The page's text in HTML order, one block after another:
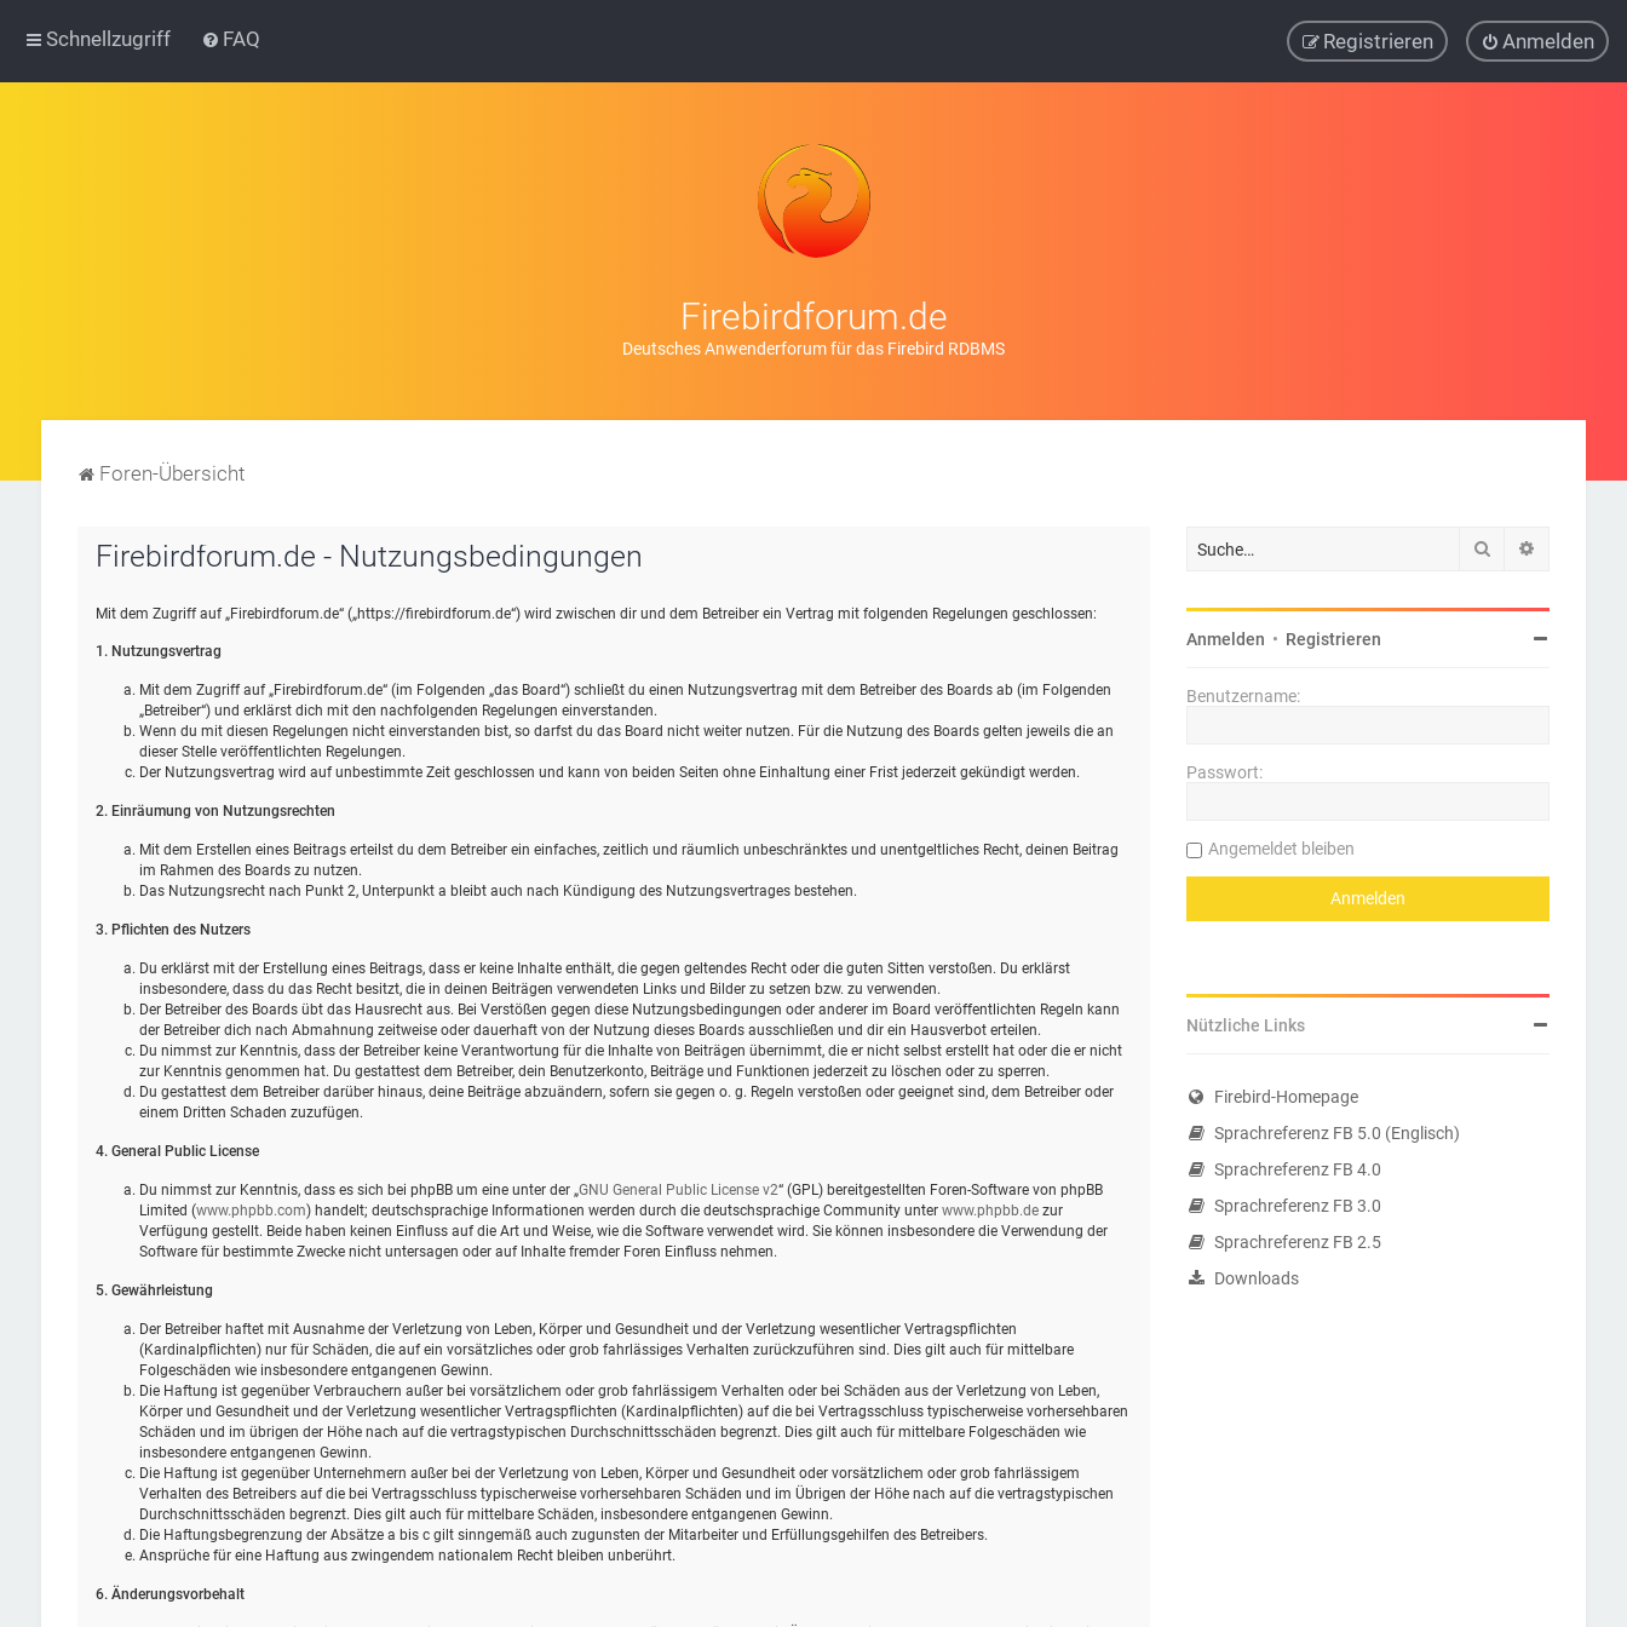
Schnellzugriff FAQ Anmelden
Registrieren
Firebirdforum.de
Deutsches Anwenderforum für das Firebird RDBMS
Foren-Übersicht
Firebirdforum.de - Nutzungsbedingungen
Mit dem Zugriff auf „Firebirdforum.de“ („https://firebirdforum.de“) wird zwischen dir und dem Betreiber ein Vertrag mit folgenden Regelungen geschlossen:
1. Nutzungsvertrag
Mit dem Zugriff auf „Firebirdforum.de“ (im Folgenden „das Board“) schließt du einen Nutzungsvertrag mit dem Betreiber des Boards ab (im Folgenden
„Betreiber“) und erklärst dich mit den nachfolgenden Regelungen einverstanden.
Wenn du mit diesen Regelungen nicht einverstanden bist, so darfst du das Board nicht weiter nutzen. Für die Nutzung des Boards gelten jeweils die an
dieser Stelle veröffentlichten Regelungen.
Der Nutzungsvertrag wird auf unbestimmte Zeit geschlossen und kann von beiden Seiten ohne Einhaltung einer Frist jederzeit gekündigt werden.
2. Einräumung von Nutzungsrechten
Mit dem Erstellen eines Beitrags erteilst du dem Betreiber ein einfaches, zeitlich und räumlich unbeschränktes und unentgeltliches Recht, deinen Beitrag
im Rahmen des Boards zu nutzen.
Das Nutzungsrecht nach Punkt 2, Unterpunkt a bleibt auch nach Kündigung des Nutzungsvertrages bestehen.
3. Pflichten des Nutzers
Du erklärst mit der Erstellung eines Beitrags, dass er keine Inhalte enthält, die gegen geltendes Recht oder die guten Sitten verstoßen. Du erklärst
insbesondere, dass du das Recht besitzt, die in deinen Beiträgen verwendeten Links und Bilder zu setzen bzw. zu verwenden.
Der Betreiber des Boards übt das Hausrecht aus. Bei Verstößen gegen diese Nutzungsbedingungen oder anderer im Board veröffentlichten Regeln kann
der Betreiber dich nach Abmahnung zeitweise oder dauerhaft von der Nutzung dieses Boards ausschließen und dir ein Hausverbot erteilen.
Du nimmst zur Kenntnis, dass der Betreiber keine Verantwortung für die Inhalte von Beiträgen übernimmt, die er nicht selbst erstellt hat oder die er nicht
zur Kenntnis genommen hat. Du gestattest dem Betreiber, dein Benutzerkonto, Beiträge und Funktionen jederzeit zu löschen oder zu sperren.
Du gestattest dem Betreiber darüber hinaus, deine Beiträge abzuändern, sofern sie gegen o. g. Regeln verstoßen oder geeignet sind, dem Betreiber oder
einem Dritten Schaden zuzufügen.
4. General Public License
Du nimmst zur Kenntnis, dass es sich bei phpBB um eine unter der „GNU General Public License v2“ (GPL) bereitgestellten Foren-Software von phpBB
Limited (www.phpbb.com) handelt; deutschsprachige Informationen werden durch die deutschsprachige Community unter www.phpbb.dezur
Verfügung gestellt. Beide haben keinen Einfluss auf die Art und Weise, wie die Software verwendet wird. Sie können insbesondere die Verwendung der
Software für bestimmte Zwecke nicht untersagen oder auf Inhalte fremder Foren Einfluss nehmen.
5. Gewährleistung
Der Betreiber haftet mit Ausnahme der Verletzung von Leben, Körper und Gesundheit und der Verletzung wesentlicher Vertragspflichten
(Kardinalpflichten) nur für Schäden, die auf ein vorsätzliches oder grob fahrlässiges Verhalten zurückzuführen sind. Dies gilt auch für mittelbare
Folgeschäden wie insbesondere entgangenen Gewinn.
Die Haftung ist gegenüber Verbrauchern außer bei vorsätzlichem oder grob fahrlässigem Verhalten oder bei Schäden aus der Verletzung von Leben,
Körper und Gesundheit und der Verletzung wesentlicher Vertragspflichten (Kardinalpflichten) auf die bei Vertragsschluss typischerweise vorhersehbaren
Schäden und im übrigen der Höhe nach auf die vertragstypischen Durchschnittsschäden begrenzt. Dies gilt auch für mittelbare Folgeschäden wie
insbesondere entgangenen Gewinn.
Die Haftung ist gegenüber Unternehmern außer bei der Verletzung von Leben, Körper und Gesundheit oder vorsätzlichem oder grob fahrlässigem
Verhalten des Betreibers auf die bei Vertragsschluss typischerweise vorhersehbaren Schäden und im Übrigen der Höhe nach auf die vertragstypischen
Durchschnittsschäden begrenzt. Dies gilt auch für mittelbare Schäden, insbesondere entgangenen Gewinn.
Die Haftungsbegrenzung der Absätze a bis c gilt sinngemäß auch zugunsten der Mitarbeiter und Erfüllungsgehilfen des Betreibers.
Ansprüche für eine Haftung aus zwingendem nationalem Recht bleiben unberührt.
6. Änderungsvorbehalt
Suche
Anmelden • Registrieren
Benutzername:
Passwort:
Angemeldet bleiben
Nützliche Links
Firebird-Homepage
Sprachreferenz FB 5.0 (Englisch)
Sprachreferenz FB 4.0
Sprachreferenz FB 3.0
Sprachreferenz FB 2.5
Downloads